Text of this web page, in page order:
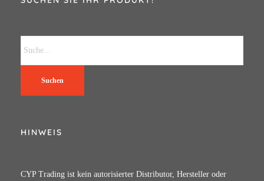
Suchen
HINWEIS
CYP Trading ist kein autorisierter Distributor, Hersteller oder